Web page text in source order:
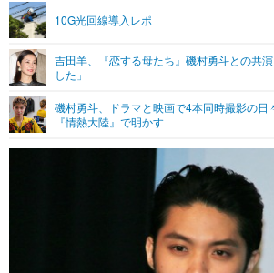
グラビア
ショッピング
ライフTOP
リリース一覧
プッシュ通知の停止方法
10G光回線導入レポ
吉田羊、『恋する母たち』磯村勇斗との共
した」
磯村勇斗、ドラマと映画で4本同時撮影の日
『情熱大陸』で明かす